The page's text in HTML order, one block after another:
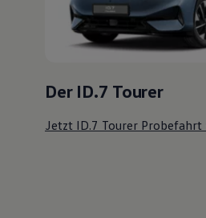
Der ID.7 Tourer
Jetzt ID.7 Tourer Probefahrt